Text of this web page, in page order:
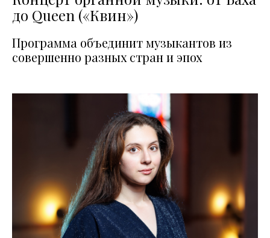
до Queen («Квин»)
Программа объединит музыкантов из
совершенно разных стран и эпох